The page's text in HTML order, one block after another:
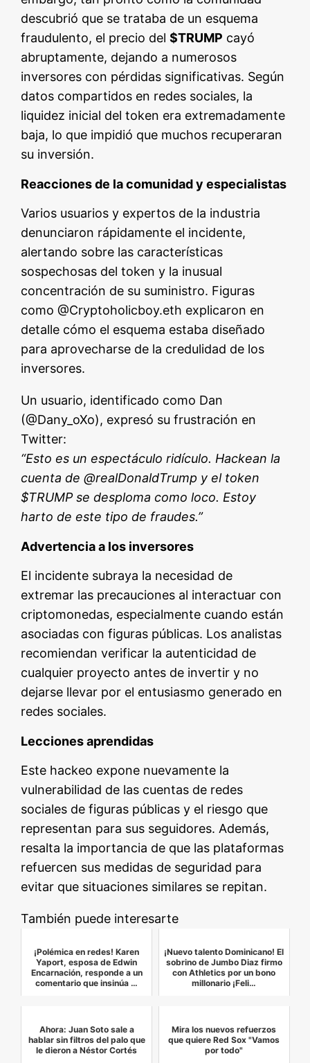
descubrió que se trataba de un esquema
fraudulento, el precio del$TRUMP cayó
abruptamente, dejando a numerosos
inversores con pérdidas significativas. Según
datos compartidos en redes sociales, la
liquidez inicial del token era extremadamente
baja, lo que impidió que muchos recuperaran
su inversión.
Reacciones de la comunidad y especialistas
Varios usuarios y expertos de la industria
denunciaron rápidamente el incidente,
alertando sobre las características
sospechosas del token y la inusual
concentración de su suministro. Figuras
como @Cryptoholicboy.eth explicaron en
detalle cómo el esquema estaba diseñado
para aprovecharse de la credulidad de los
inversores.
Un usuario, identificado como Dan
(@Dany_oXo), expresó su frustración en
Twitter:
“Esto es un espectáculo ridículo. Hackean la
cuenta de @realDonaldTrump y el token
$TRUMP se desploma como loco. Estoy
harto de este tipo de fraudes.”
Advertencia a los inversores
El incidente subraya la necesidad de
extremar las precauciones al interactuar con
criptomonedas, especialmente cuando están
asociadas con figuras públicas. Los analistas
recomiendan verificar la autenticidad de
cualquier proyecto antes de invertir y no
dejarse llevar por el entusiasmo generado en
redes sociales.
Lecciones aprendidas
Este hackeo expone nuevamente la
vulnerabilidad de las cuentas de redes
sociales de figuras públicas y el riesgo que
representan para sus seguidores. Además,
resalta la importancia de que las plataformas
refuercen sus medidas de seguridad para
evitar que situaciones similares se repitan.
También puede interesarte
¡Polémica en redes! Karen
Yaport, esposa de Edwin
Encarnación, responde a un
comentario que insinúa …
¡Nuevo talento Dominicano! El
sobrino de Jumbo Diaz firmo
con Athletics por un bono
millonario ¡Feli…
Ahora: Juan Soto sale a
hablar sin filtros del palo que
le dieron a Néstor Cortés
Mira los nuevos refuerzos
que quiere Red Sox "Vamos
por todo"